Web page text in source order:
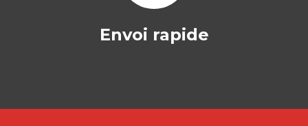
Envoi rapide